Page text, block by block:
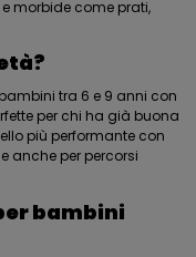
morbide come prati,
tra 6 e 9 anni con
per chi ha già buona
più performante con
anche per percorsi
bambini